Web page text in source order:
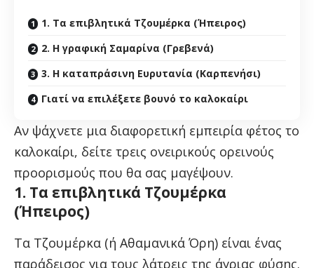
1. Τα επιβλητικά Τζουμέρκα (Ήπειρος)
2. Η γραφική Σαμαρίνα (Γρεβενά)
3. Η καταπράσινη Ευρυτανία (Καρπενήσι)
Γιατί να επιλέξετε βουνό το καλοκαίρι
Αν ψάχνετε μια διαφορετική εμπειρία φέτος το
καλοκαίρι, δείτε τρεις ονειρικούς ορεινούς
προορισμούς που θα σας μαγέψουν.
1. Τα επιβλητικά Τζουμέρκα
(Ήπειρος)
Τα Τζουμέρκα (ή Αθαμανικά Όρη) είναι ένας
παράδεισος για τους λάτρεις της άγριας φύσης.